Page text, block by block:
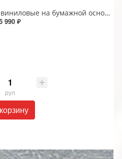
87001-3 Natural 2017 Обои виниловые на бумажной основе 1.06*15.6
990 ₽
рул